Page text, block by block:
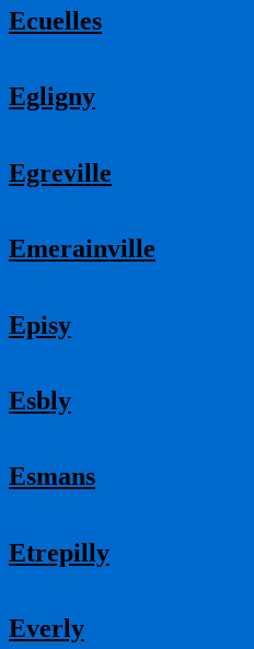
Ecuelles
Egligny
Egreville
Emerainville
Episy
Esbly
Esmans
Etrepilly
Everly